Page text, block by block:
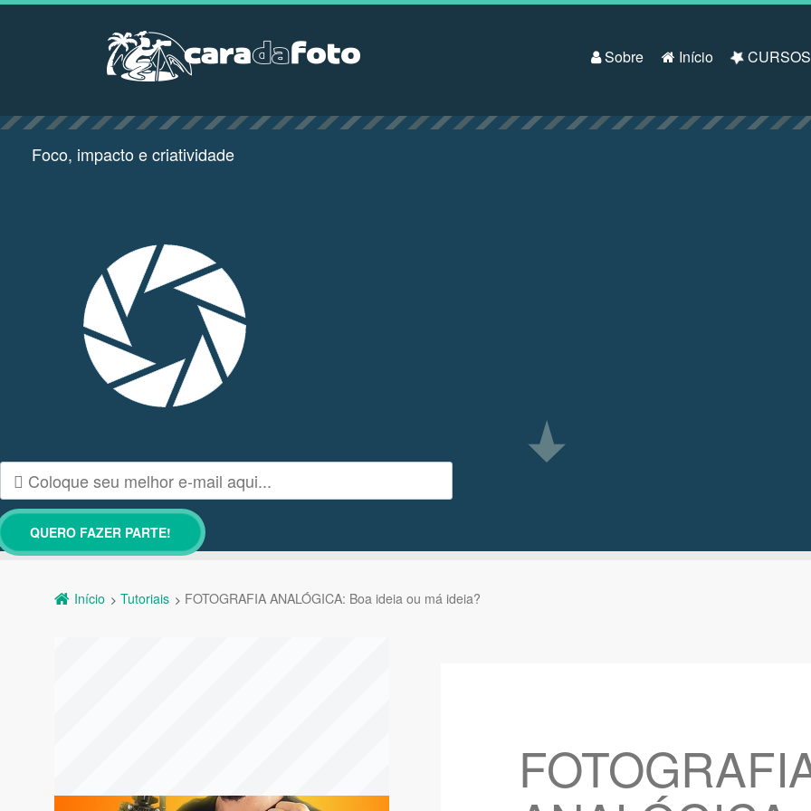
Pular para o conteúdo
Sobre Início CURSOS
Foco, impacto e criatividade
Início Tutoriais FOTOGRAFIA ANALÓGICA: Boa ideia ou má ideia?